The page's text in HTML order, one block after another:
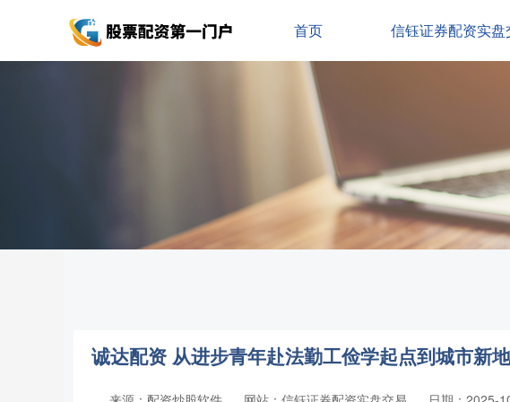
首页 信钰证券配资实盘
诚达配资 从进步青年赴法勤工俭学起点到城市新